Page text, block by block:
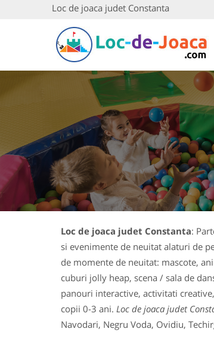
Loc de joaca judet Constanta
Loc de joaca judet Constanta:
si evenimente de neuitat alaturi de
de momente de neuitat: mascote,
cuburi jolly heap, scena / sala de
panouri interactive, activitati
copii 0-3 ani. Loc de joaca judet
Navodari, Negru Voda, Ovidiu,